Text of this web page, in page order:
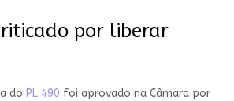
por liberar
do PL 490 foi aprovado na Câmara por